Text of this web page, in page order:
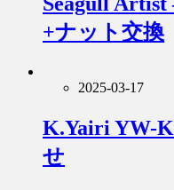
+ナット交換
2025-03-17
K.Yairi YW-
せ